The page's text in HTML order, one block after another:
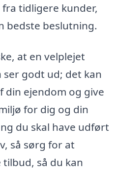
tidligere kunder,
bedste beslutning.
at en velplejet
godt ud; det kan
din ejendom og give
for dig og din
du skal have udført
så sørg for at
så du kan